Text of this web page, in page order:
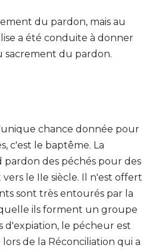
du pardon, mais au
a été conduite à donner
sacrement du pardon.
chance donnée pour
c'est le baptême. La
pardon des péchés pour des
le IIe siècle. Il n'est offert
sont très entourés par la
ils forment un groupe
d'expiation, le pécheur est
de la Réconciliation qui a